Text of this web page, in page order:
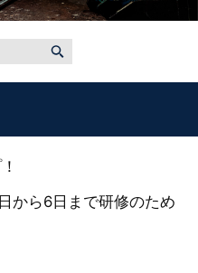
から6日まで研修のため